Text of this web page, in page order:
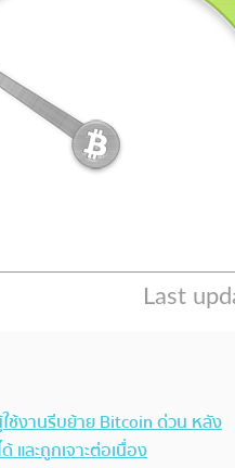
ช้งานรีบย้าย Bitcoin ด่วน หลัง
และถูกเจาะต่อเนื่อง